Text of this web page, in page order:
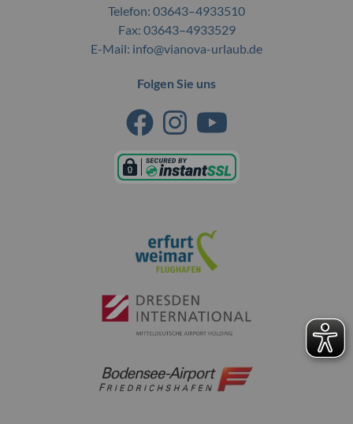
Telefon: 03643–4933510
Fax: 03643–4933529
E-Mail: info@vianova-urlaub.de
Folgen Sie uns